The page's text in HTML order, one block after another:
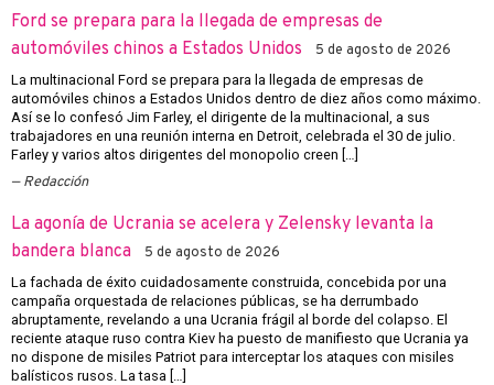
Ford se prepara para la llegada de empresas de
automóviles chinos a Estados Unidos
5 de agosto de 2026
La multinacional Ford se prepara para la llegada de empresas de
automóviles chinos a Estados Unidos dentro de diez años como máximo.
Así se lo confesó Jim Farley, el dirigente de la multinacional, a sus
trabajadores en una reunión interna en Detroit, celebrada el 30 de julio.
Farley y varios altos dirigentes del monopolio creen […]
Redacción
La agonía de Ucrania se acelera y Zelensky levanta la
bandera blanca
5 de agosto de 2026
La fachada de éxito cuidadosamente construida, concebida por una
campaña orquestada de relaciones públicas, se ha derrumbado
abruptamente, revelando a una Ucrania frágil al borde del colapso. El
reciente ataque ruso contra Kiev ha puesto de manifiesto que Ucrania ya
no dispone de misiles Patriot para interceptar los ataques con misiles
balísticos rusos. La tasa […]